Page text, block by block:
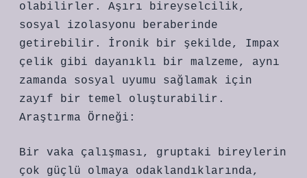
olabilirler. Aşırı bireyselcilik,
sosyal izolasyonu beraberinde
getirebilir. İronik bir şekilde, Impax
çelik gibi dayanıklı bir malzeme, aynı
zamanda sosyal uyumu sağlamak için
zayıf bir temel oluşturabilir.
Araştırma Örneği:
Bir vaka çalışması, gruptaki bireylerin
çok güçlü olmaya odaklandıklarında,